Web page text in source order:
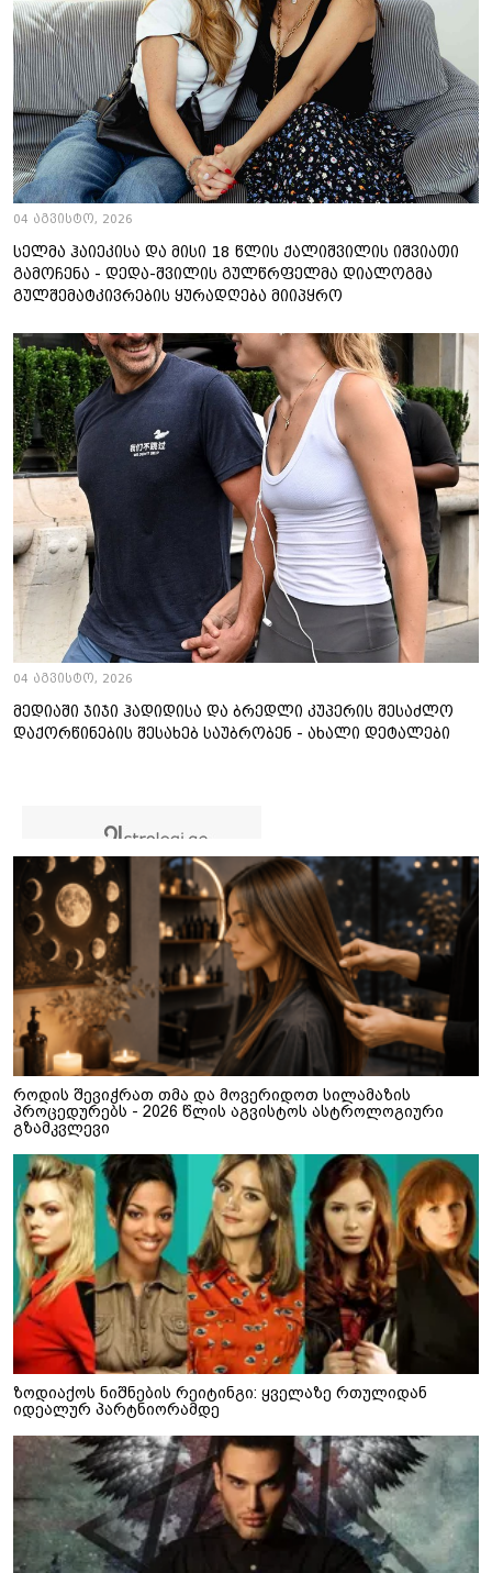
04 აგვისტო, 2026
სელმა ჰაიეკისა და მისი 18 წლის ქალიშვილის იშვიათი
გამოჩენა - დედა-შვილის გულწრფელმა დიალოგმა
გულშემატკივრების ყურადღება მიიპყრო
04 აგვისტო, 2026
მედიაში ჯიჯი ჰადიდისა და ბრედლი კუპერის შესაძლო
დაქორწინების შესახებ საუბრობენ - ახალი დეტალები
როდის შევიჭრათ თმა და მოვერიდოთ სილამაზის
პროცედურებს - 2026 წლის აგვისტოს ასტროლოგიური
გზამკვლევი
ზოდიაქოს ნიშნების რეიტინგი: ყველაზე რთულიდან
იდეალურ პარტნიორამდე